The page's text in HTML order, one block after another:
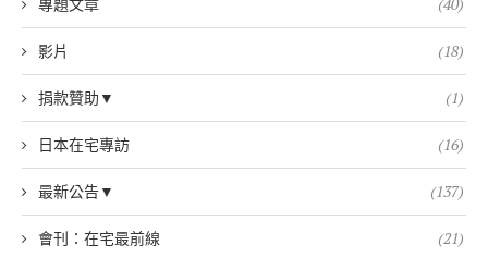
影片 (18)
捐款贊助▼ (1)
日本在宅專訪 (16)
最新公告▼ (137)
會刊：在宅最前線 (21)